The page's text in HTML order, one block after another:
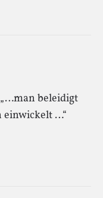
beleidigt
einwickelt …“